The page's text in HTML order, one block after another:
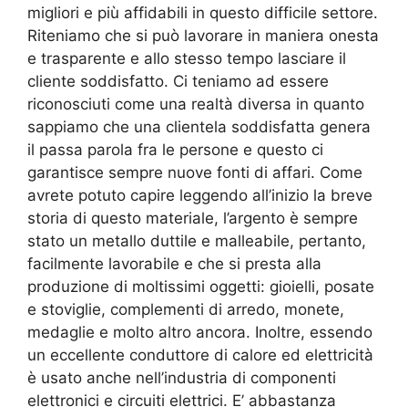
migliori e più affidabili in questo difficile settore.
Riteniamo che si può lavorare in maniera onesta
e trasparente e allo stesso tempo lasciare il
cliente soddisfatto. Ci teniamo ad essere
riconosciuti come una realtà diversa in quanto
sappiamo che una clientela soddisfatta genera
il passa parola fra le persone e questo ci
garantisce sempre nuove fonti di affari. Come
avrete potuto capire leggendo all’inizio la breve
storia di questo materiale, l’argento è sempre
stato un metallo duttile e malleabile, pertanto,
facilmente lavorabile e che si presta alla
produzione di moltissimi oggetti: gioielli, posate
e stoviglie, complementi di arredo, monete,
medaglie e molto altro ancora. Inoltre, essendo
un eccellente conduttore di calore ed elettricità
è usato anche nell’industria di componenti
elettronici e circuiti elettrici. E’ abbastanza